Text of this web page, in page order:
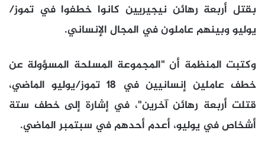
بقتل أربعة رهائن نيجيريين كانوا خطفوا في تموز/
يوليو وبينهم عاملون في المجال الإنساني.
وكتبت المنظمة أن "المجموعة المسلحة المسؤولة عن
خطف عاملين إنسانيين في 18 تموز/يوليو الماضي،
قتلت أربعة رهائن آخرين"، في إشارة إلى خطف ستة
أشخاص في يوليو، أعدم أحدهم في سبتمبر الماضي.